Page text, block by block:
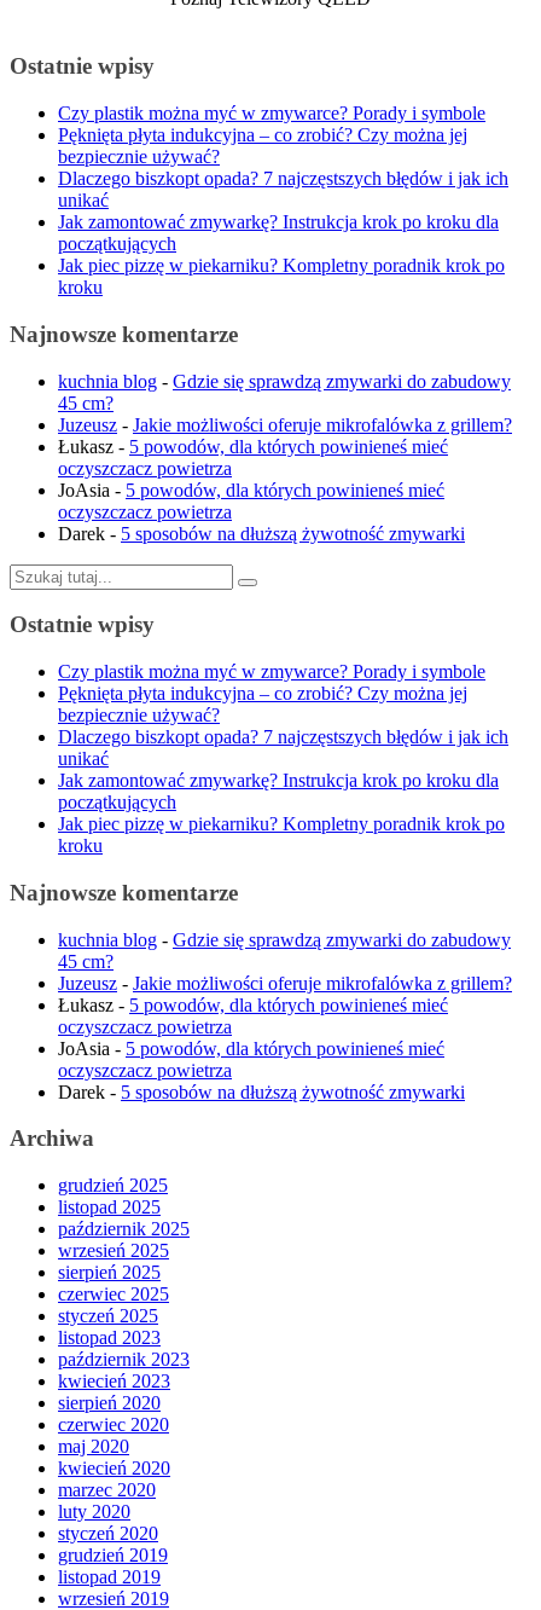
Ostatnie wpisy
Czy plastik można myć w zmywarce? Porady i symbole
Pęknięta płyta indukcyjna – co zrobić? Czy można jej
bezpiecznie używać?
Dlaczego biszkopt opada? 7 najczęstszych błędów i jak ich
unikać
Jak zamontować zmywarkę? Instrukcja krok po kroku dla
początkujących
Jak piec pizzę w piekarniku? Kompletny poradnik krok po
kroku
Najnowsze komentarze
kuchnia blog - Gdzie się sprawdzą zmywarki do zabudowy
45 cm?
Juzeusz - Jakie możliwości oferuje mikrofalówka z grillem?
Łukasz - 5 powodów, dla których powinieneś mieć
oczyszczacz powietrza
JoAsia - 5 powodów, dla których powinieneś mieć
oczyszczacz powietrza
Darek - 5 sposobów na dłuższą żywotność zmywarki
Szukaj:
Ostatnie wpisy
Czy plastik można myć w zmywarce? Porady i symbole
Pęknięta płyta indukcyjna – co zrobić? Czy można jej
bezpiecznie używać?
Dlaczego biszkopt opada? 7 najczęstszych błędów i jak ich
unikać
Jak zamontować zmywarkę? Instrukcja krok po kroku dla
początkujących
Jak piec pizzę w piekarniku? Kompletny poradnik krok po
kroku
Najnowsze komentarze
kuchnia blog - Gdzie się sprawdzą zmywarki do zabudowy
45 cm?
Juzeusz - Jakie możliwości oferuje mikrofalówka z grillem?
Łukasz - 5 powodów, dla których powinieneś mieć
oczyszczacz powietrza
JoAsia - 5 powodów, dla których powinieneś mieć
oczyszczacz powietrza
Darek - 5 sposobów na dłuższą żywotność zmywarki
Archiwa
grudzień 2025
listopad 2025
październik 2025
wrzesień 2025
sierpień 2025
czerwiec 2025
styczeń 2025
listopad 2023
październik 2023
kwiecień 2023
sierpień 2020
czerwiec 2020
maj 2020
kwiecień 2020
marzec 2020
luty 2020
styczeń 2020
grudzień 2019
listopad 2019
wrzesień 2019